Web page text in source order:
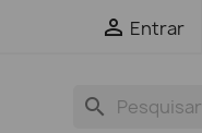
 Entrar
search